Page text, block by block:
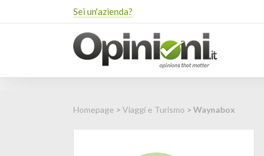
Sei un'azienda?
Homepage >Viaggi e Turismo > Waynabox